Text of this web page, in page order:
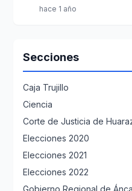
datos en el agua
hace 1 año
Secciones
Caja Trujillo
Ciencia
Corte de Justicia de
Elecciones 2020
Elecciones 2021
Elecciones 2022
Gobierno Regional de